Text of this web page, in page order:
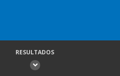
RESULTADOS